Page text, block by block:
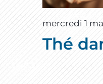
mercredi 1
Thé